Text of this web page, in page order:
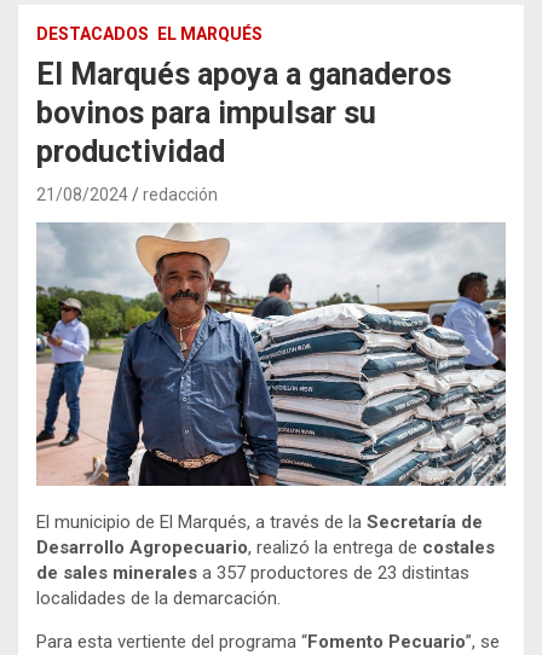
DESTACADOS EL MARQUÉS
El Marqués apoya a ganaderos
bovinos para impulsar su
productividad
21/08/2024 redacción
El municipio de El Marqués, a través de la Secretaría de
Desarrollo Agropecuario, realizó la entrega de costales
de sales minerales a 357 productores de 23 distintas
localidades de la demarcación.
Para esta vertiente del programa “Fomento Pecuario”, se